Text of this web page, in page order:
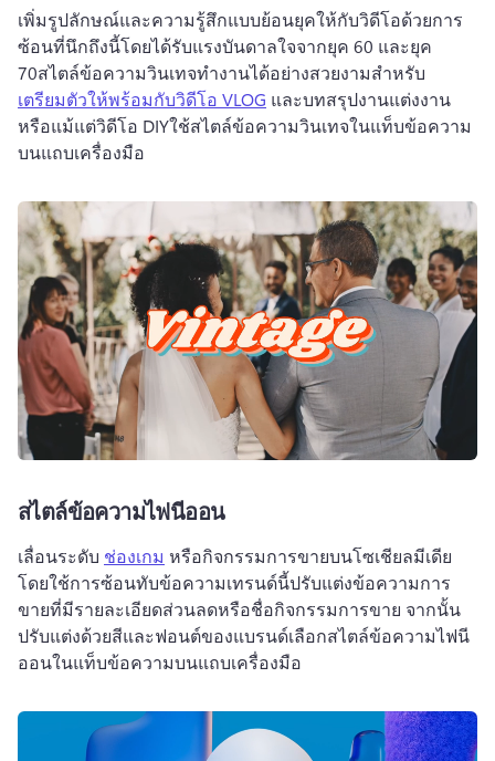
เพิ่มรูปลักษณ์และความรู้สึกแบบย้อนยุคให้กับวิดีโอด้วยการ
ซ้อนที่นึกถึงนี้โดยได้รับแรงบันดาลใจจากยุค 60 และยุค
70สไตล์ข้อความวินเทจทํางานได้อย่างสวยงามสําหรับ
เตรียมตัวให้พร้อมกับวิดีโอ VLOG และบทสรุปงานแต่งงาน
หรือแม้แต่วิดีโอ DIYใช้สไตล์ข้อความวินเทจในแท็บข้อความ
บนแถบเครื่องมือ
สไตล์ข้อความไฟนีออน
เลื่อนระดับ ช่องเกม หรือกิจกรรมการขายบนโซเชียลมีเดีย
โดยใช้การซ้อนทับข้อความเทรนด์นี้ปรับแต่งข้อความการ
ขายที่มีรายละเอียดส่วนลดหรือชื่อกิจกรรมการขาย จากนั้น
ปรับแต่งด้วยสีและฟอนต์ของแบรนด์เลือกสไตล์ข้อความไฟนี
ออนในแท็บข้อความบนแถบเครื่องมือ